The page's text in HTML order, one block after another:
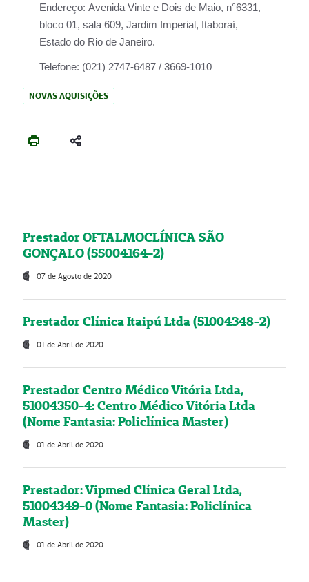
Endereço: Avenida Vinte e Dois de Maio, n°6331,
bloco 01, sala 609, Jardim Imperial, Itaboraí,
Estado do Rio de Janeiro.
Telefone: (021) 2747-6487 / 3669-1010
NOVAS AQUISIÇÕES
Prestador OFTALMOCLÍNICA SÃO
GONÇALO (55004164-2)
07 de Agosto de 2020
Prestador Clínica Itaipú Ltda (51004348-2)
01 de Abril de 2020
Prestador Centro Médico Vitória Ltda,
51004350-4: Centro Médico Vitória Ltda
(Nome Fantasia: Policlínica Master)
01 de Abril de 2020
Prestador: Vipmed Clínica Geral Ltda,
51004349-0 (Nome Fantasia: Policlínica
Master)
01 de Abril de 2020